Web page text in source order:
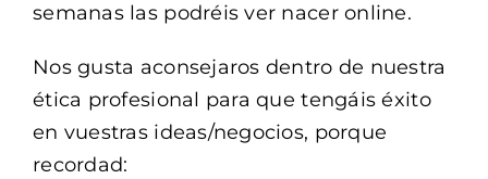
semanas las podréis ver nacer online.
Nos gusta aconsejaros dentro de nuestra
ética profesional para que tengáis éxito
en vuestras ideas/negocios, porque
recordad: